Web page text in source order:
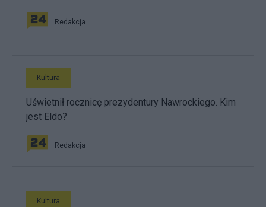
Redakcja
Kultura
Uświetnił rocznicę prezydentury Nawrockiego. Kim
jest Eldo?
Redakcja
Kultura